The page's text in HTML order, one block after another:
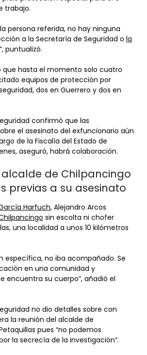
trabajo.
persona referida, no hay ninguna
a la Secretaría de Seguridad o la
”, puntualizó.
que hasta el momento solo cuatro
equipos de protección por
dos en Guerrero y dos en
confirmó que las
el asesinato del exfuncionario aún
de la Fiscalía del Estado de
aseguró, habrá colaboración.
alcalde de Chilpancingo
previas a su asesinato
Harfuch, Alejandro Arcos
sin escolta ni chofer
una localidad a unos 10 kilómetros
específica, no iba acompañado. Se
en una comunidad y
encuentra su cuerpo”, añadió el
no dio detalles sobre con
la reunión del alcalde de
pues “no podemos
la secrecía de la investigación”.